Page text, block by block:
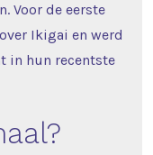
Voor de eerste
Ikigai en werd
in hun recentste